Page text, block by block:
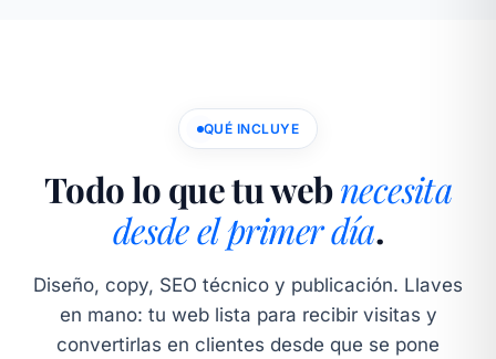
QUÉ INCLUYE
Todo lo que tu webnecesita
desde el primer día.
Diseño, copy, SEO técnico y publicación. Llaves
en mano: tu web lista para recibir visitas y
convertirlas en clientes desde que se pone